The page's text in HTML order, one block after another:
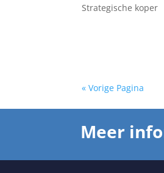
Strategische koper
« Vorige Pagina
Meer